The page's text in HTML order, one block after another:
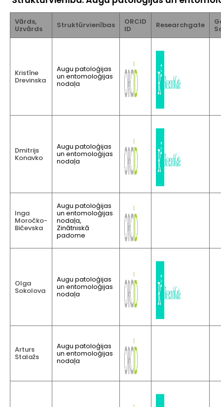
Vārds,
Uzvārds Struktūrvienības ORCID
ID Researchgate
Kristīne
Drevinska
Augu patoloģijas
un entomoloģijas
nodaļa
Dmitrijs
Konavko
Augu patoloģijas
un entomoloģijas
nodaļa
Inga
Moročko-
Bičevska
Augu patoloģijas
un entomoloģijas
nodaļa,
Zinātniskā
padome
Olga
Sokolova
Augu patoloģijas
un entomoloģijas
nodaļa
Arturs
Stalažs
Augu patoloģijas
un entomoloģijas
nodaļa